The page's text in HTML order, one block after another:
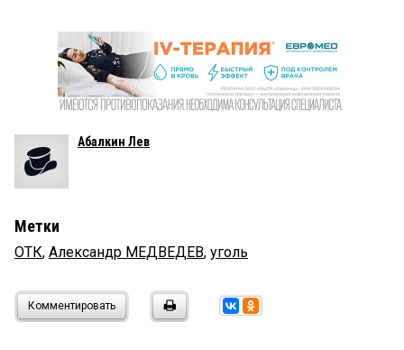
Абалкин Лев
Метки
ОТК, Александр МЕДВЕДЕВ, уголь
Комментировать